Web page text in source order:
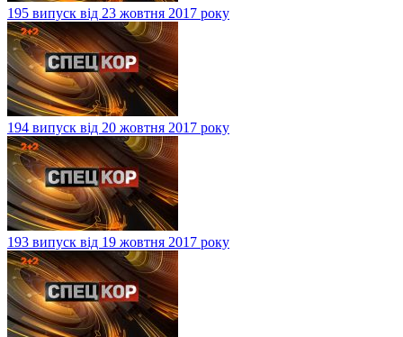
195 випуск від 23 жовтня 2017 року
194 випуск від 20 жовтня 2017 року
193 випуск від 19 жовтня 2017 року